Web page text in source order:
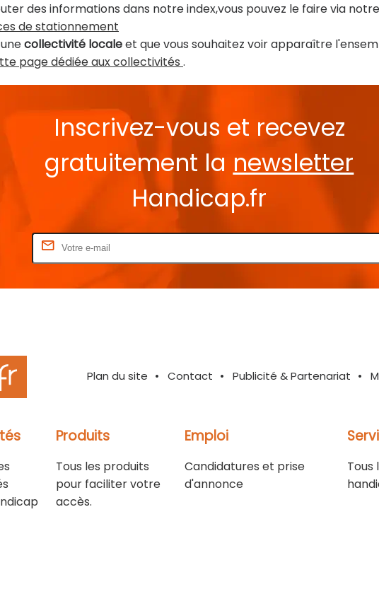
des informations dans notre index,vous pouvez le faire via
de stationnement
collectivité localeet que vous souhaitez voir apparaître
page dédiée aux collectivités .
Inscrivez-vous et recevez
gratuitement la newsletter
Handicap.fr
Plan du site Contact Publicité & Partenariat
Produits
Tous les produits
pour faciliter votre
accès.
Emploi
Candidatures et prise
d'annonce
Tous